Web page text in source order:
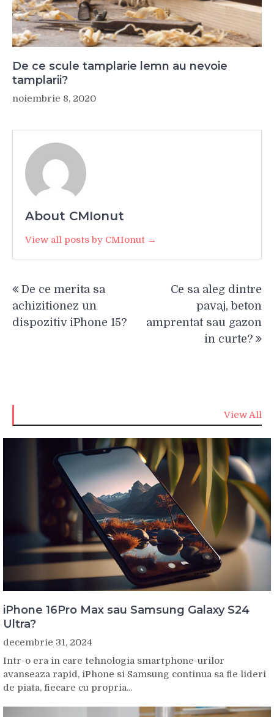
De ce scule tamplarie lemn au nevoie
tamplarii?
noiembrie 8, 2020
About CMIonut
View all posts by CMIonut →
în
articole
De ce merita sa
achizitionez un
dispozitiv iPhone 15?
Ce sa aleg dintre
pavaj, beton
amprentat sau gazon
in curte?
View All
iPhone 16Pro Max sau Samsung Galaxy S24
Ultra?
decembrie 31, 2024
Intr-o era in care tehnologia smartphone-urilor
avanseaza rapid, iPhone si Samsung continua sa fie lideri
de piata, fiecare cu propria...